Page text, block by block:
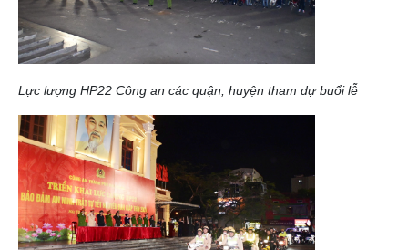
Lực lượng HP22 Công an các quận, huyện tham dự buổi lễ